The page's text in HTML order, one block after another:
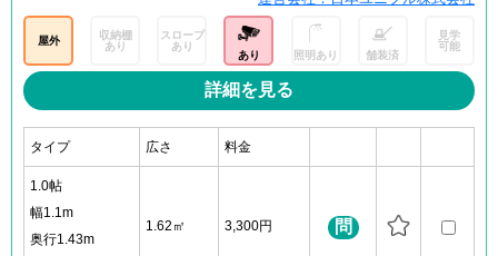
屋外
収納棚
あり
スロープ
あり
あり 照明あり 舗装済
見学
可能
詳細を見る
タイプ 広さ 料金
1.0帖
幅1.1m
奥行1.43m
1.62㎡ 3,300円 問